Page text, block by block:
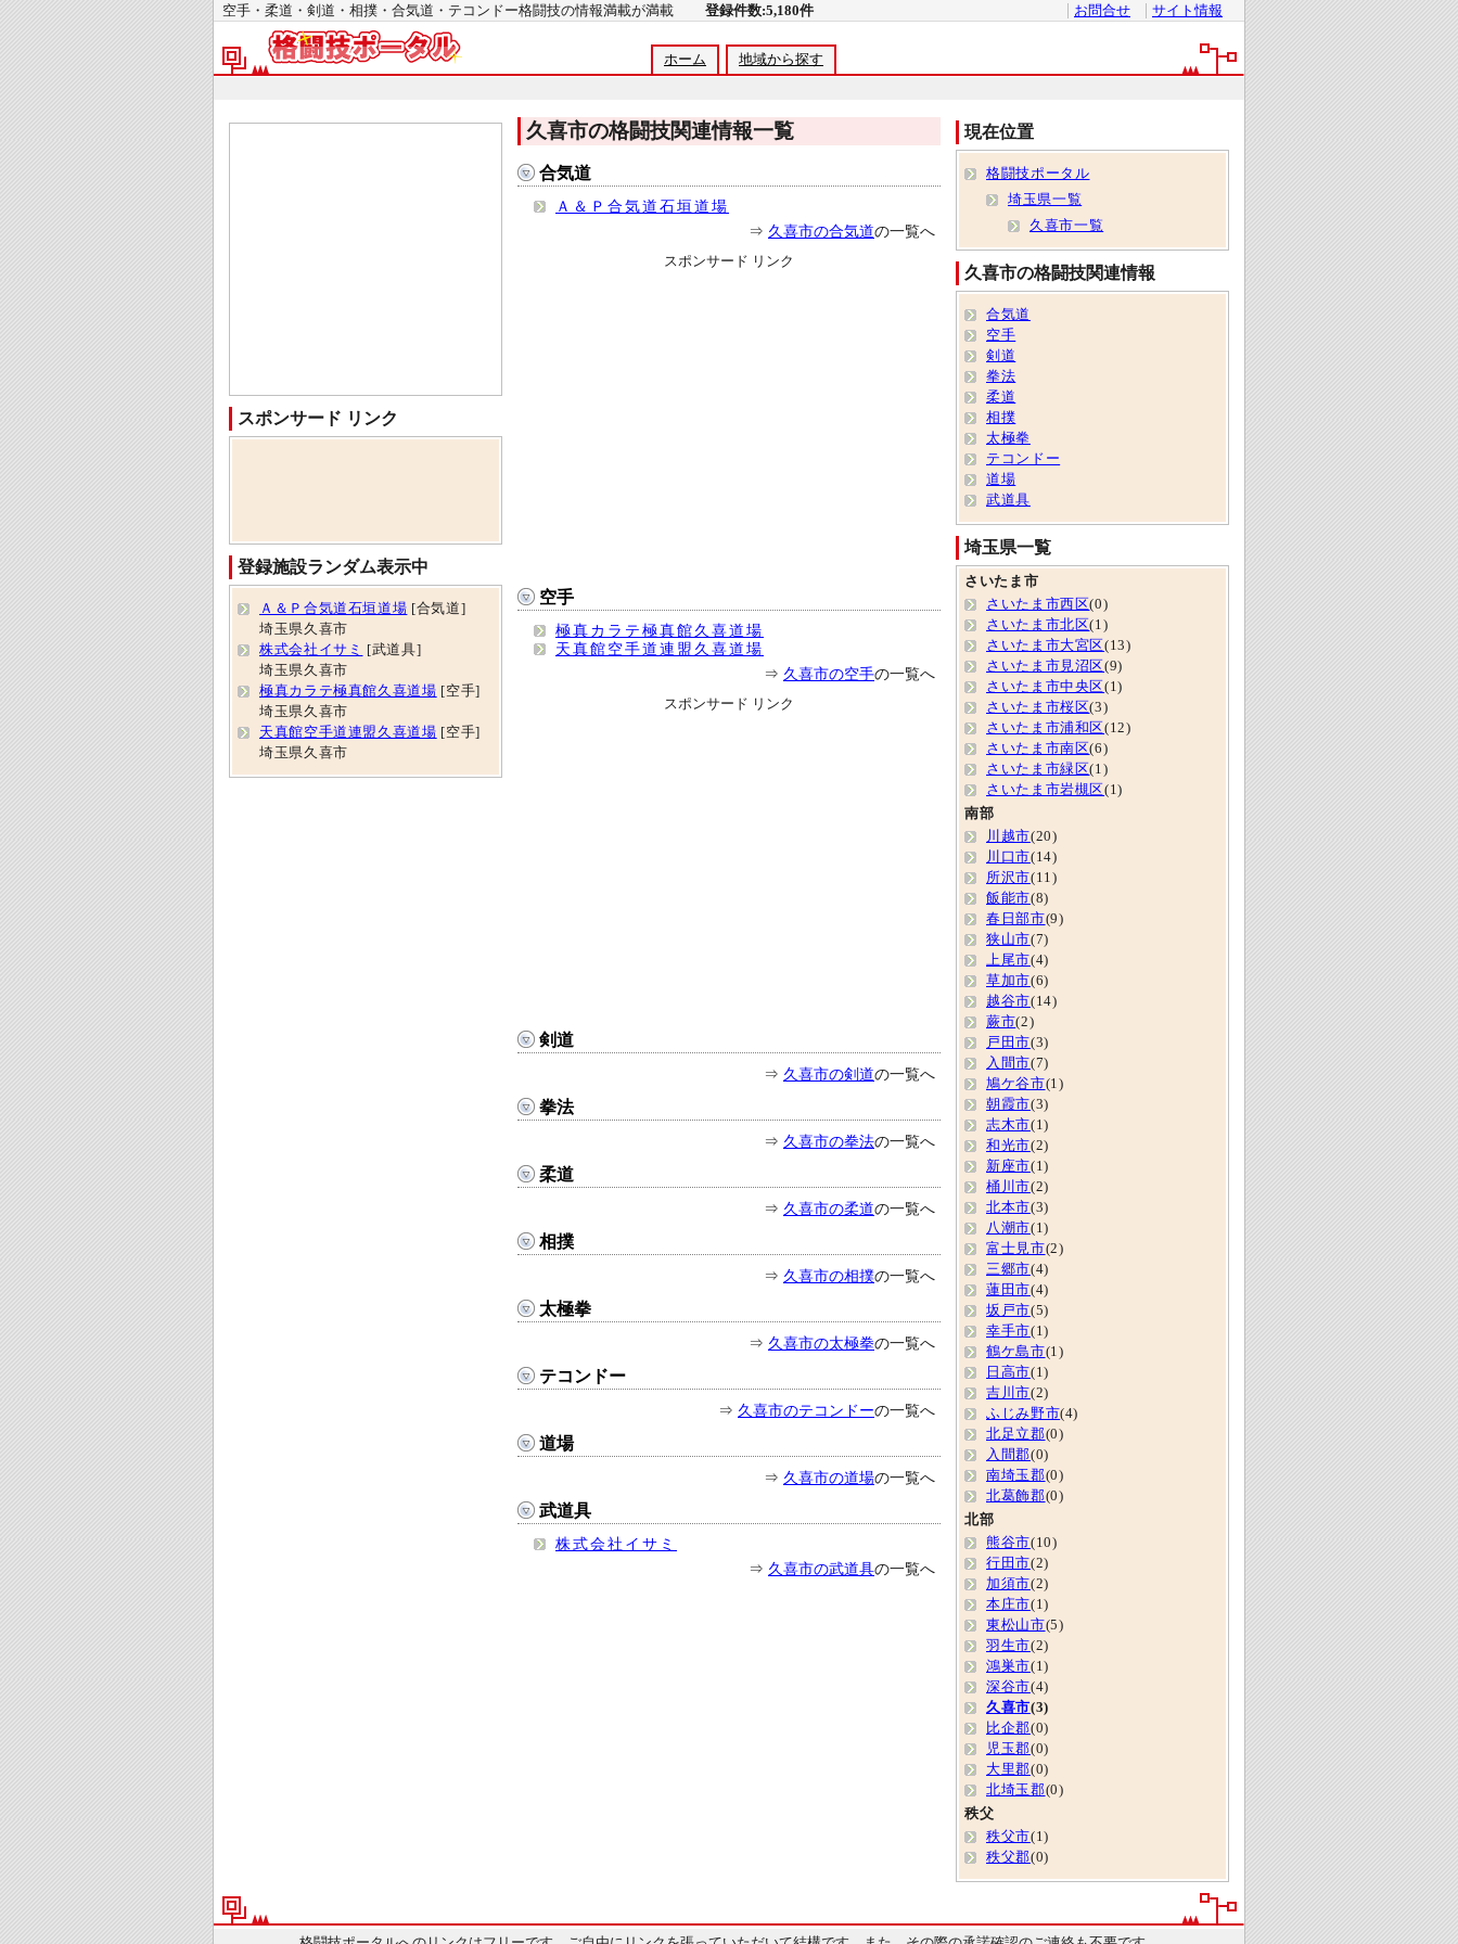
空手・柔道・剣道・相撲・合気道・テコンドー格闘技の情報満載が満載 登録件数:5,180件 お問合せ サイト情報
ホーム 地域から探す
久喜市の格闘技関連情報一覧
合気道
Ａ＆Ｐ合気道石垣道場
⇒ 久喜市の合気道の一覧へ
スポンサード リンク
空手
極真カラテ極真館久喜道場
天真館空手道連盟久喜道場
⇒ 久喜市の空手の一覧へ
スポンサード リンク
剣道
⇒ 久喜市の剣道の一覧へ
拳法
⇒ 久喜市の拳法の一覧へ
柔道
⇒ 久喜市の柔道の一覧へ
相撲
⇒ 久喜市の相撲の一覧へ
太極拳
⇒ 久喜市の太極拳の一覧へ
テコンドー
⇒ 久喜市のテコンドーの一覧へ
道場
⇒ 久喜市の道場の一覧へ
武道具
株式会社イサミ
⇒ 久喜市の武道具の一覧へ
スポンサード リンク
登録施設ランダム表示中
Ａ＆Ｐ合気道石垣道場 [合気道]
埼玉県久喜市
株式会社イサミ
[武道具]
埼玉県久喜市
極真カラテ極真館久喜道場 [空手]
埼玉県久喜市
天真館空手道連盟久喜道場 [空手]
埼玉県久喜市
現在位置
格闘技ポータル
埼玉県一覧
久喜市一覧
久喜市の格闘技関連情報
合気道
空手
剣道
拳法
柔道
相撲
太極拳
テコンドー
道場
武道具
埼玉県一覧
さいたま市
さいたま市西区(0)
さいたま市北区(1)
さいたま市大宮区(13)
さいたま市見沼区(9)
さいたま市中央区(1)
さいたま市桜区(3)
さいたま市浦和区(12)
さいたま市南区(6)
さいたま市緑区(1)
さいたま市岩槻区(1)
南部
川越市(20)
川口市(14)
所沢市(11)
飯能市(8)
春日部市(9)
狭山市(7)
上尾市(4)
草加市(6)
越谷市(14)
蕨市(2)
戸田市(3)
入間市(7)
鳩ケ谷市(1)
朝霞市(3)
志木市(1)
和光市(2)
新座市(1)
桶川市(2)
北本市(3)
八潮市(1)
富士見市(2)
三郷市(4)
蓮田市(4)
坂戸市(5)
幸手市(1)
鶴ケ島市(1)
日高市(1)
吉川市(2)
ふじみ野市(4)
北足立郡(0)
入間郡(0)
南埼玉郡(0)
北葛飾郡(0)
北部
熊谷市(10)
行田市(2)
加須市(2)
本庄市(1)
東松山市(5)
羽生市(2)
鴻巣市(1)
深谷市(4)
久喜市(3)
比企郡(0)
児玉郡(0)
大里郡(0)
北埼玉郡(0)
秩父
秩父市(1)
秩父郡(0)